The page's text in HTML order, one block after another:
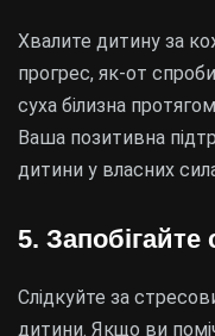
Хвалите дитину за
прогрес, як-от
суха білизна
Ваша позитивна
дитини у власних
5. Запобігайте
Слідкуйте за
дитини. Якщо ви